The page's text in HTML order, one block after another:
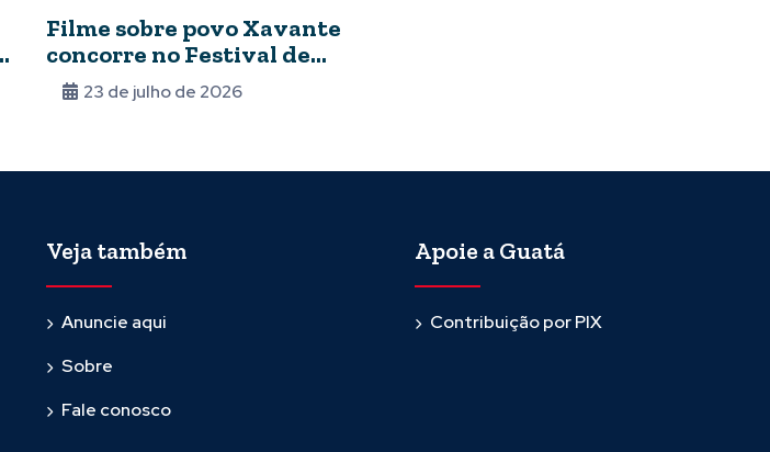
Filme sobre povo Xavante
concorre no Festival de
Cinema de Gramado
23 de julho de 2026
Veja também
Anuncie aqui
Sobre
Fale conosco
Apoie a Guatá
Contribuição por PIX